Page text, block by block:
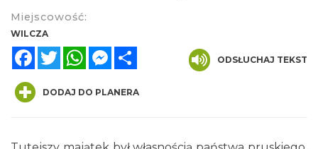
Miejscowość:
WILCZA
FacebookTwitterWhatsAppMessenger
ODSŁUCHAJ TEKST
DODAJ DO PLANERA